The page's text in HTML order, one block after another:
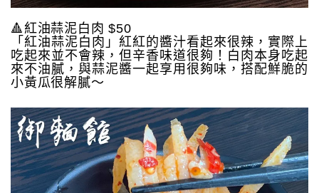
🔺紅油蒜泥白肉 $50
「紅油蒜泥白肉」紅紅的醬汁看起來很辣，實際上
吃起來並不會辣，但辛香味道很夠！白肉本身吃起
來不油膩，與蒜泥醬一起享用很夠味，搭配鮮脆的
小黃瓜很解膩～